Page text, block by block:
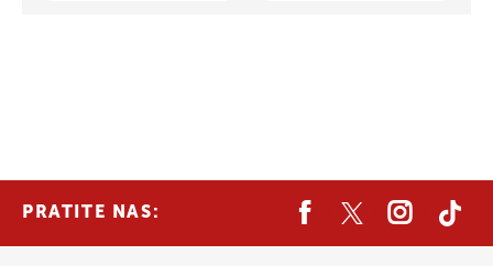
PRATITE NAS: